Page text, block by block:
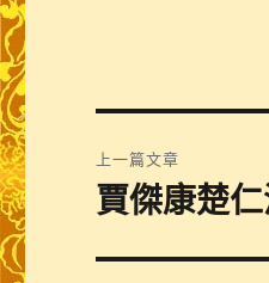
章
上一篇文章
上
篇
賈傑康楚